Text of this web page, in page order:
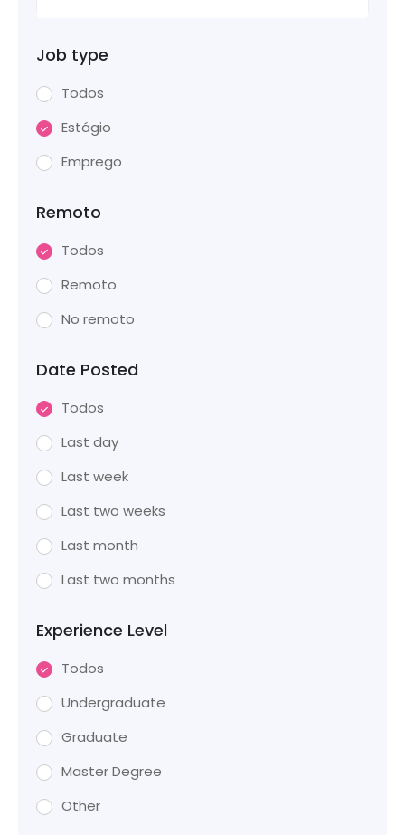
Job type
Todos
Estágio
Emprego
Remoto
Todos
Remoto
No remoto
Date Posted
Todos
Last day
Last week
Last two weeks
Last month
Last two months
Experience Level
Todos
Undergraduate
Graduate
Master Degree
Other